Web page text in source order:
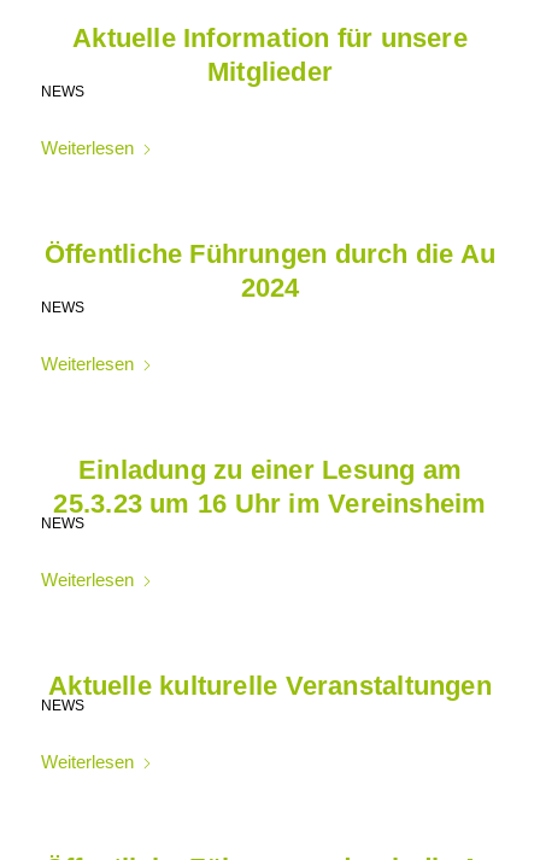
Aktuelle Information für unsere
Mitglieder
NEWS
Weiterlesen
Öffentliche Führungen durch die Au
2024
NEWS
Weiterlesen
Einladung zu einer Lesung am
25.3.23 um 16 Uhr im Vereinsheim
NEWS
Weiterlesen
Aktuelle kulturelle Veranstaltungen
NEWS
Weiterlesen